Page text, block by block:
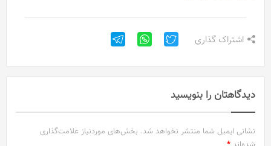
اشتراک گذاری
دیدگاهتان را بنویسید
نشانی ایمیل شما منتشر نخواهد شد. بخش‌های موردنیاز علامت‌گذاری